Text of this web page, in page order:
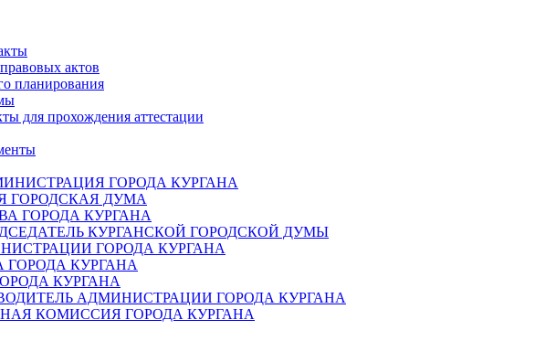
актов
планирования
для прохождения аттестации
ГОРОДА КУРГАНА
ГОРОДСКАЯ ДУМА
ГОРОДА КУРГАНА
КУРГАНСКОЙ ГОРОДСКОЙ ДУМЫ
ГОРОДА КУРГАНА
ГОРОДА КУРГАНА
КУРГАНА
АДМИНИСТРАЦИИ ГОРОДА КУРГАНА
КОМИССИЯ ГОРОДА КУРГАНА